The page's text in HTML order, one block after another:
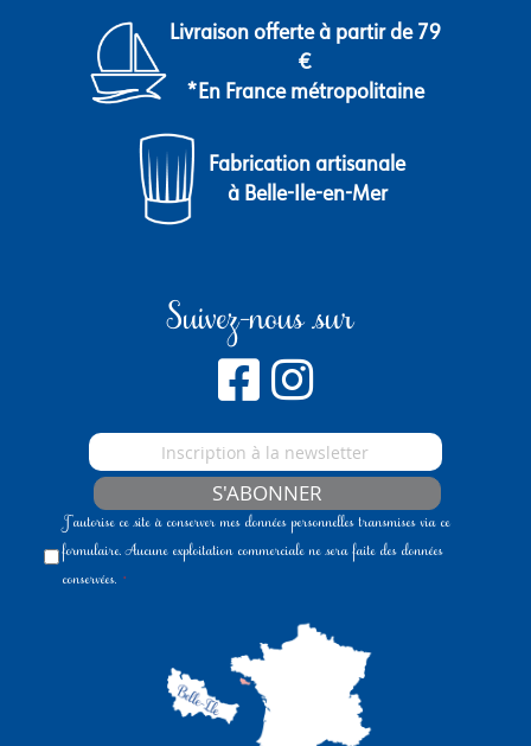
Livraison offerte à partir de 79
€
*En France métropolitaine
Fabrication artisanale
à Belle-Ile-en-Mer
Suivez-nous sur
S'ABONNER
J'autorise ce site à conserver mes données personnelles transmises via ce
formulaire. Aucune exploitation commerciale ne sera faite des données
conservées.